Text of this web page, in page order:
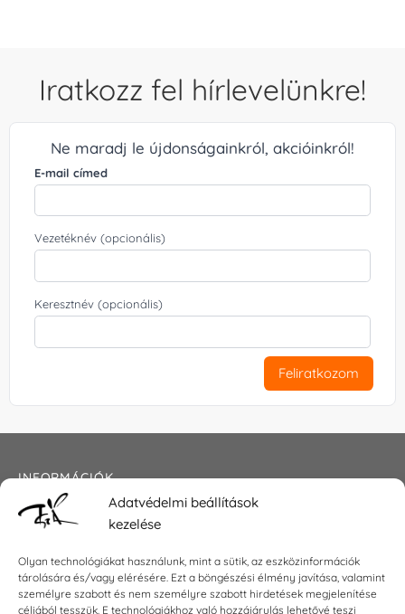
Adatvédelmi beállítások
kezelése
Olyan technológiákat használunk, mint a sütik, az eszközinformációk
tárolására és/vagy elérésére. Ezt a böngészési élmény javítása, valamint
személyre szabott és nem személyre szabott hirdetések megjelenítése
céljából tesszük. E technológiákhoz való hozzájárulás lehetővé teszi
Iratkozz fel hírlevelünkre!
Ne maradj le újdonságainkról, akcióinkról!
E-mail címed
Vezetéknév (opcionális)
Keresztnév (opcionális)
Feliratkozom
INFORMÁCIÓK
Általános szerződési feltételek
Impresszum